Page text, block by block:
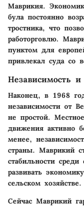
Маврикия.
була постоянно
тростника, что
работорговлю.
пунктом для
привлекал суда со
Независимость
Наконец, в 1968
независимости от
не простой.
движения активно
менее,
страны. Маврикий
стабильности
развивать
сельском хозяйстве.
Сейчас Маврикий